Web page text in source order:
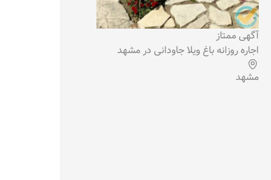
آگهی ممتاز
اجاره روزانه باغ ویلا جاودانی در مشهد
مشهد